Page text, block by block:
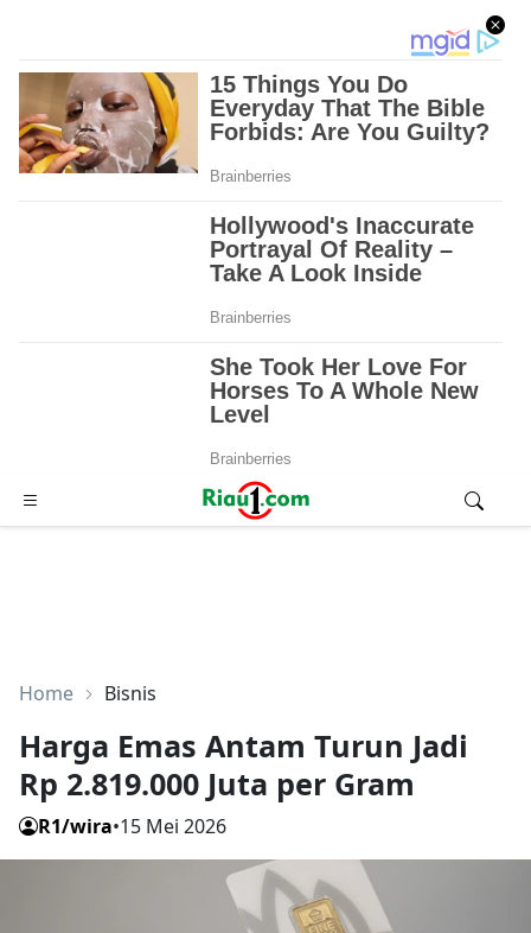
Advertisement
Home Bisnis
Harga Emas Antam Turun Jadi
Rp 2.819.000 Juta per Gram
R1/wira•15 Mei 2026